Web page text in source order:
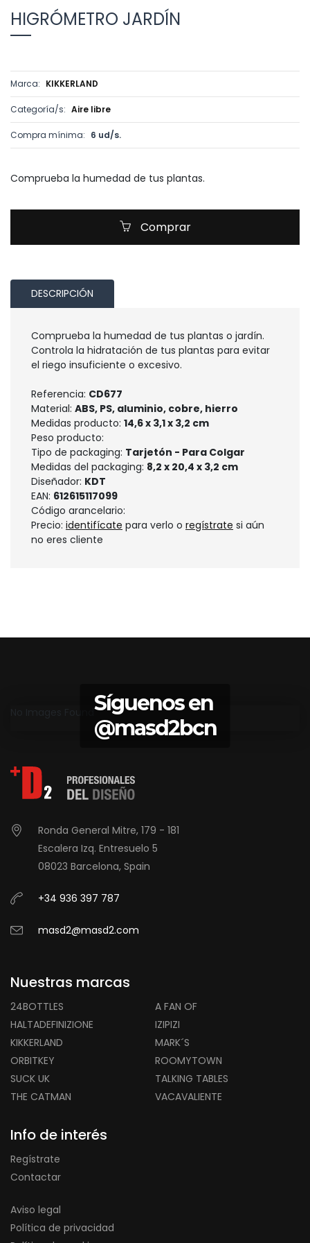
HIGRÓMETRO JARDÍN
Marca: KIKKERLAND
Categoría/s: Aire libre
Compra mínima: 6 ud/s.
Comprueba la humedad de tus plantas.
Comprar
DESCRIPCIÓN
Comprueba la humedad de tus plantas o jardín.
Controla la hidratación de tus plantas para evitar
el riego insuficiente o excesivo.
Referencia: CD677
Material: ABS, PS, aluminio, cobre, hierro
Medidas producto: 14,6 x 3,1 x 3,2 cm
Peso producto:
Tipo de packaging: Tarjetón - Para Colgar
Medidas del packaging: 8,2 x 20,4 x 3,2 cm
Diseñador: KDT
EAN: 612615117099
Código arancelario:
Precio: identifícate para verlo o regístrate si aún
no eres cliente
Síguenos en
@masd2bcn
Ronda General Mitre, 179 - 181
Escalera Izq. Entresuelo 5
08023 Barcelona, Spain
+34 936 397 787
masd2@masd2.com
Nuestras marcas
24BOTTLES
A FAN OF
HALTADEFINIZIONE
IZIPIZI
KIKKERLAND
MARK´S
ORBITKEY
ROOMYTOWN
SUCK UK
TALKING TABLES
THE CATMAN
VACAVALIENTE
Info de interés
Regístrate
Contactar
Aviso legal
Política de privacidad